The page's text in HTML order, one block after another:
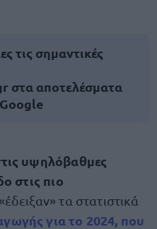
τις σημαντικές
στα αποτελέσματα
υψηλόβαθμες
στις πιο
«έδειξαν» τα στατιστικά
για το 2024, που